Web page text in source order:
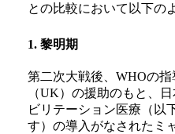
との比較において以下の
1. 黎明期
第二次大戦後、WHOの
（UK）の援助のもと、
ビリテーション医療（以
す）の導入がなされたミ